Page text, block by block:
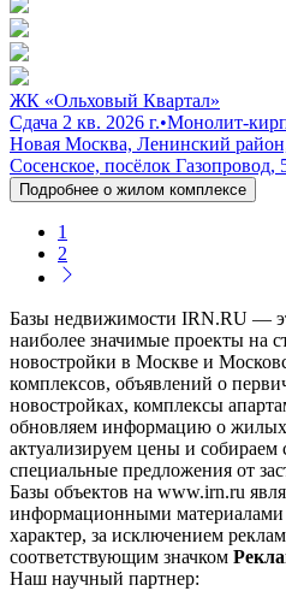
ЖК «Ольховый Квартал»
Сдача 2 кв. 2026 г.•Монолит-
Новая Москва, Ленинский
Сосенское, посёлок
Подробнее о жилом комплексе
1
2
Базы недвижимости IRN.RU —
наиболее значимые проекты на
новостройки в Москве и
комплексов, объявлений о
новостройках, комплексы
обновляем информацию о жилых
актуализируем цены и собираем
специальные предложения от
Базы объектов на www.irn.ru
информационными материалами
характер, за исключением
соответствующим значком
Наш научный партнер: